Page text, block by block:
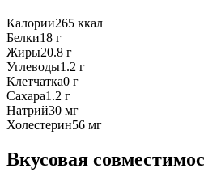
Калории265 ккал
Белки18 г
Жиры20.8 г
Углеводы1.2 г
Клетчатка0 г
Сахара1.2 г
Натрий30 мг
Холестерин56 мг
Вкусовая